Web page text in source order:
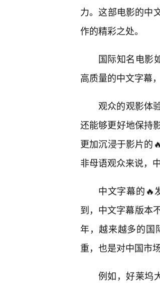
力。这部电影的中
作的精彩之处。
国际知名电影
高质量的中文字幕
观众的观影体
还能够更好地保持
更加沉浸于影片的
非母语观众来说，
中文字幕的🔥
到，中文字幕版本
年，越来越多的国
重，也是对中国市
例如，好莱坞